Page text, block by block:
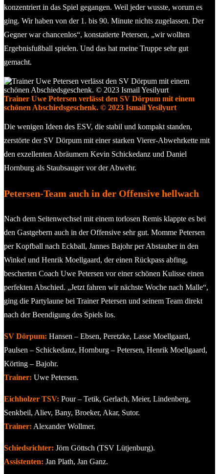
konzentriert in das Spiel gegangen. Weil jeder wusste, worum es
ging. Wir haben von der 1. bis 90. Minute nichts zugelassen. Der
Gegner war chancenlos“, konstatierte Petersen, „wir wollten
Ergebnisfußball spielen. Und das hat meine Truppe sehr gut
gemacht.
Trainer Uwe Petersen verlässt den SV Dörpum mit einem
schönen Abschiedsgeschenk. © 2023 Ismail Yesilyurt
Die wenigen Ideen des ESV, die stabil und kompakt standen,
zerstörte der SV Dörpum mit einer starken Vierer-Abwehrkette mit
den exzellenten Abräumern Kevin Schickedanz und Daniel
Hornburg als Staubsauger vor der Abwehr.
Petersen-Team auch in der Offensive hellwach
Nach dem Seitenwechsel mit einem torlosen Remis klappte es bei
den Gastgebern auch in der Offensive sehr gut. Momme Petersen
per Kopfball nach Eckball, Jannes Bajohr per Abstauber in den
Winkel und Henrik Moellgaard, der einen Rückpass abfing,
bescherten Coach Uwe Petersen vor einer schönen Kulisse einen
perfekten Abschied. „Jetzt fahren wir nächste Woche nach Malle“,
ging die Partylaune bei Trainer Petersen und seinem Team direkt
nach der Beendigung des Spiels los.
SV Dörpum: Hansen – Ebsen, Peretzke, Lasse Moellgaard,
Paulsen – Schickedanz, Hornburg – Petersen, Henrik Moellgaard,
Körting – Bajohr.
Trainer: Uwe Petersen.
Eichholzer TSV: Pour – Tetik, Gerlach, Meier, Lindenberg,
Senkbeil, Aliev, Bany, Broeker, Akar, Sutor.
Trainer: Alexander Wollmer.
Schiedsrichter: Jörn Göttsch (TSV Lütjenburg).
Assistenten: Jan Plath, Jan Ganz.